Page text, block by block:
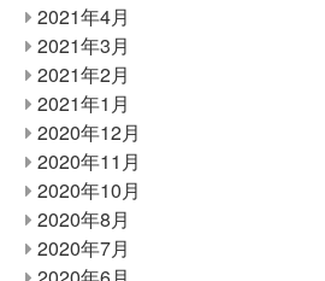
2021年4月
2021年3月
2021年2月
2021年1月
2020年12月
2020年11月
2020年10月
2020年8月
2020年7月